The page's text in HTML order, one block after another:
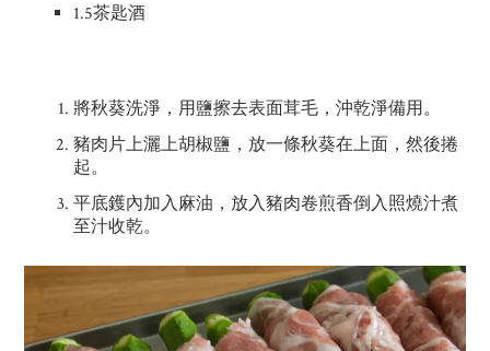
1.5茶匙酒
將秋葵洗淨，用鹽擦去表面茸毛，沖乾淨備用。
豬肉片上灑上胡椒鹽，放一條秋葵在上面，然後捲
起。
平底鑊內加入麻油，放入豬肉卷煎香倒入照燒汁煮
至汁收乾。